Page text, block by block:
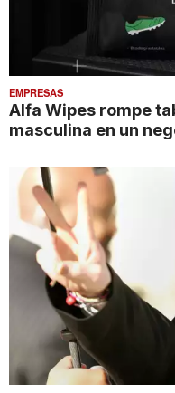
EMPRESAS
Alfa Wipes rompe
masculina en un